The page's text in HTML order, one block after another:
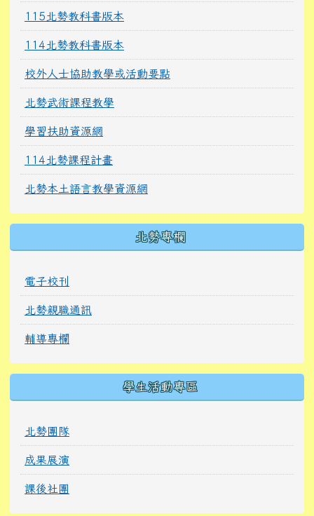
115北勢教科書版本
114北勢教科書版本
校外人士協助教學或活動要點
北勢武術課程教學
學習扶助資源網
114北勢課程計畫
北勢本土語言教學資源網
北勢專欄
電子校刊
北勢親職通訊
輔導專欄
學生活動專區
北勢團隊
成果展演
課後社團